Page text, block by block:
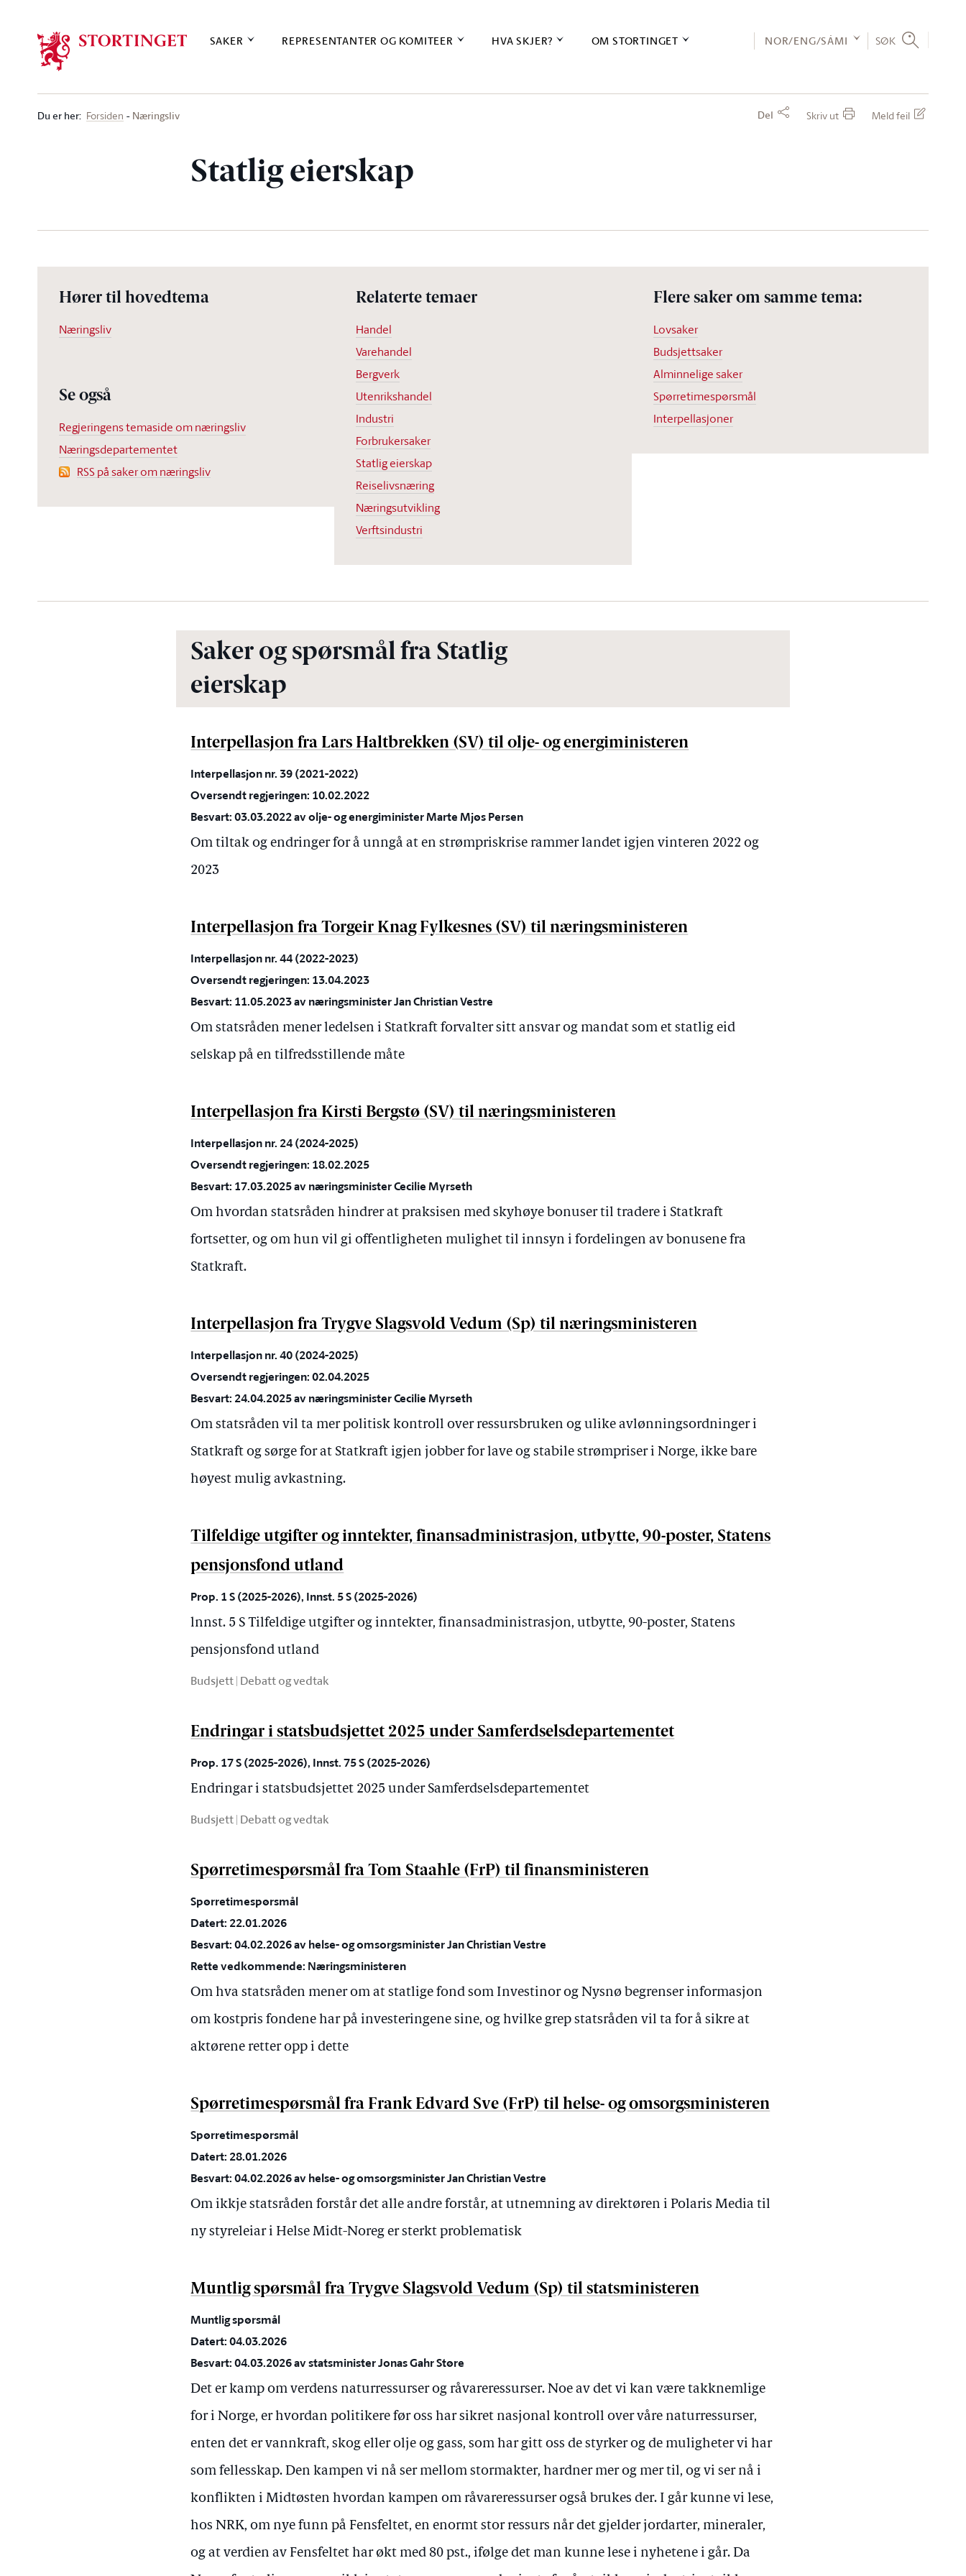
SAKER REPRESENTANTER OG KOMITEER HVA SKJER? OM STORTINGET NOR/ENG/SÁMI SØK
Du er her: Forsiden Næringsliv Del Skriv ut Meld feil
Statlig eierskap
Hører til hovedtema
Næringsliv
Se også
Regjeringens temaside om næringsliv
Næringsdepartementet
RSS på saker om næringsliv
Relaterte temaer
Handel
Varehandel
Bergverk
Utenrikshandel
Industri
Forbrukersaker
Statlig eierskap
Reiselivsnæring
Næringsutvikling
Verftsindustri
Flere saker om samme tema:
Lovsaker
Budsjettsaker
Alminnelige saker
Spørretimespørsmål
Interpellasjoner
Saker og spørsmål fra Statlig
eierskap
Interpellasjon fra Lars Haltbrekken (SV) til olje- og energiministeren
Interpellasjon nr. 39 (2021-2022)
Oversendt regjeringen: 10.02.2022
Besvart: 03.03.2022 av olje- og energiminister Marte Mjøs Persen
Om tiltak og endringer for å unngå at en strømpriskrise rammer landet igjen vinteren 2022 og
2023
Interpellasjon fra Torgeir Knag Fylkesnes (SV) til næringsministeren
Interpellasjon nr. 44 (2022-2023)
Oversendt regjeringen: 13.04.2023
Besvart: 11.05.2023 av næringsminister Jan Christian Vestre
Om statsråden mener ledelsen i Statkraft forvalter sitt ansvar og mandat som et statlig eid
selskap på en tilfredsstillende måte
Interpellasjon fra Kirsti Bergstø (SV) til næringsministeren
Interpellasjon nr. 24 (2024-2025)
Oversendt regjeringen: 18.02.2025
Besvart: 17.03.2025 av næringsminister Cecilie Myrseth
Om hvordan statsråden hindrer at praksisen med skyhøye bonuser til tradere i Statkraft
fortsetter, og om hun vil gi offentligheten mulighet til innsyn i fordelingen av bonusene fra
Statkraft.
Interpellasjon fra Trygve Slagsvold Vedum (Sp) til næringsministeren
Interpellasjon nr. 40 (2024-2025)
Oversendt regjeringen: 02.04.2025
Besvart: 24.04.2025 av næringsminister Cecilie Myrseth
Om statsråden vil ta mer politisk kontroll over ressursbruken og ulike avlønningsordninger i
Statkraft og sørge for at Statkraft igjen jobber for lave og stabile strømpriser i Norge, ikke bare
høyest mulig avkastning.
Tilfeldige utgifter og inntekter, finansadministrasjon, utbytte, 90-poster, Statens
pensjonsfond utland
Prop. 1 S (2025-2026), Innst. 5 S (2025-2026)
lnnst. 5 S Tilfeldige utgifter og inntekter, finansadministrasjon, utbytte, 90-poster, Statens
pensjonsfond utland
Budsjett | Debatt og vedtak
Endringar i statsbudsjettet 2025 under Samferdselsdepartementet
Prop. 17 S (2025-2026), Innst. 75 S (2025-2026)
Endringar i statsbudsjettet 2025 under Samferdselsdepartementet
Budsjett | Debatt og vedtak
Spørretimespørsmål fra Tom Staahle (FrP) til finansministeren
Spørretimespørsmål
Datert: 22.01.2026
Besvart: 04.02.2026 av helse- og omsorgsminister Jan Christian Vestre
Rette vedkommende: Næringsministeren
Om hva statsråden mener om at statlige fond som Investinor og Nysnø begrenser informasjon
om kostpris fondene har på investeringene sine, og hvilke grep statsråden vil ta for å sikre at
aktørene retter opp i dette
Spørretimespørsmål fra Frank Edvard Sve (FrP) til helse- og omsorgsministeren
Spørretimespørsmål
Datert: 28.01.2026
Besvart: 04.02.2026 av helse- og omsorgsminister Jan Christian Vestre
Om ikkje statsråden forstår det alle andre forstår, at utnemning av direktøren i Polaris Media til
ny styreleiar i Helse Midt-Noreg er sterkt problematisk
Muntlig spørsmål fra Trygve Slagsvold Vedum (Sp) til statsministeren
Muntlig spørsmål
Datert: 04.03.2026
Besvart: 04.03.2026 av statsminister Jonas Gahr Støre
Det er kamp om verdens naturressurser og råvareressurser. Noe av det vi kan være takknemlige
for i Norge, er hvordan politikere før oss har sikret nasjonal kontroll over våre naturressurser,
enten det er vannkraft, skog eller olje og gass, som har gitt oss de styrker og de muligheter vi har
som fellesskap. Den kampen vi nå ser mellom stormakter, hardner mer og mer til, og vi ser nå i
konflikten i Midtøsten hvordan kampen om råvareressurser også brukes der. I går kunne vi lese,
hos NRK, om nye funn på Fensfeltet, en enormt stor ressurs når det gjelder jordarter, mineraler,
og at verdien av Fensfeltet har økt med 80 pst., ifølge det man kunne lese i nyhetene i går. Da